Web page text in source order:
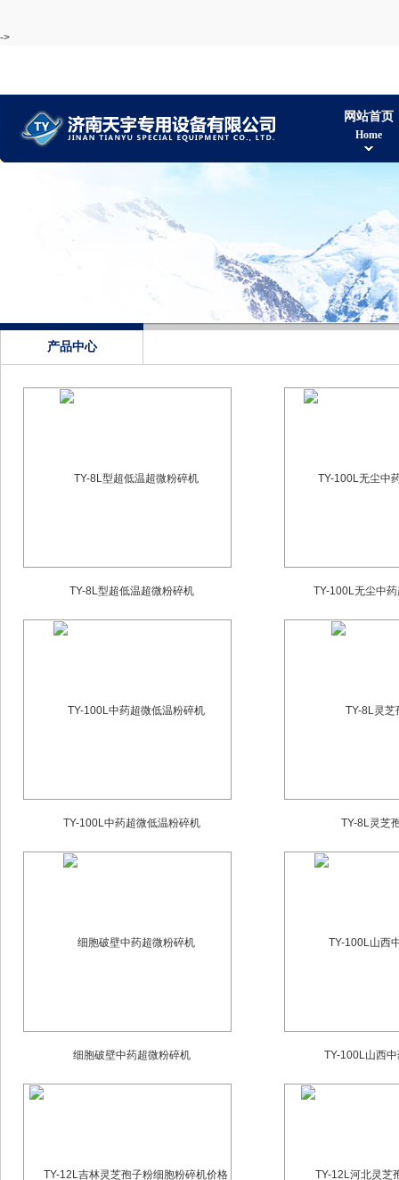
->
网站首页
Home
产品中心
TY-8L型超低温超微粉碎机 TY-100L无尘中
TY-100L中药超微低温粉碎机 TY-8L灵芝
细胞破壁中药超微粉碎机 TY-100L山西